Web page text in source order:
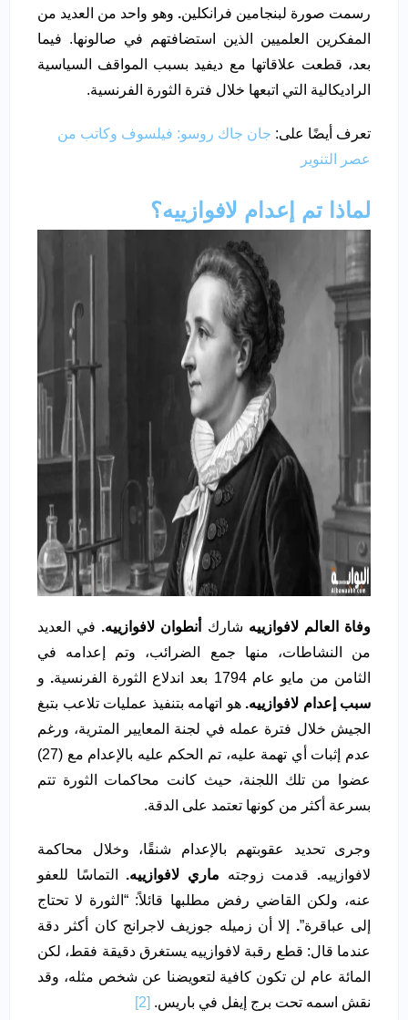
رسمت صورة لبنجامين فرانكلين. وهو واحد من العديد من
المفكرين العلميين الذين استضافتهم في صالونها. فيما
بعد، قطعت علاقاتها مع ديفيد بسبب المواقف السياسية
الراديكالية التي اتبعها خلال فترة الثورة الفرنسية.
تعرف أيضًا على: جان جاك روسو: فيلسوف وكاتب من
عصر التنوير
لماذا تم إعدام لافوازييه؟
وفاة العالم لافوازييه شارك أنطوان لافوازييه. في العديد
من النشاطات، منها جمع الضرائب، وتم إعدامه في
الثامن من مايو عام 1794 بعد اندلاع الثورة الفرنسية
. و
سبب إعدام لافوازييه.هو اتهامه بتنفيذ عمليات تلاعب بتبغ
الجيش خلال فترة عمله في لجنة المعايير المترية، ورغم
عدم إثبات أي تهمة عليه، تم الحكم عليه بالإعدام مع (27)
عضوا من تلك اللجنة، حيث كانت محاكمات الثورة تتم
بسرعة أكثر من كونها تعتمد على الدقة.
وجرى تحديد عقوبتهم بالإعدام شنقًا، وخلال محاكمة
لافوازييه. قدمت زوجته ماري لافوازييه.
التماسًا للعفو
عنه، ولكن القاضي رفض مطلبها قائلاً: “الثورة لا تحتاج
إلى عباقرة”. إلا أن زميله جوزيف لاجرانج كان أكثر دقة
عندما قال: قطع رقبة لافوازييه يستغرق دقيقة فقط، لكن
المائة عام لن تكون كافية لتعويضنا عن شخص مثله، وقد
نقش اسمه تحت برج إيفل في باريس. [2]